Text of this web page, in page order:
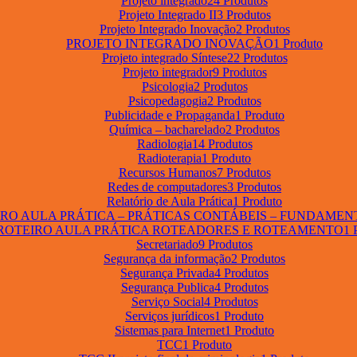
Projeto Integrado II3 Produtos
Projeto Integrado Inovação2 Produtos
PROJETO INTEGRADO INOVAÇÃO1 Produto
Projeto integrado Síntese22 Produtos
Projeto integrador9 Produtos
Psicologia2 Produtos
Psicopedagogia2 Produtos
Publicidade e Propaganda1 Produto
Química – bacharelado2 Produtos
Radiologia14 Produtos
Radioterapia1 Produto
Recursos Humanos7 Produtos
Redes de computadores3 Produtos
Relatório de Aula Prática1 Produto
AULA PRÁTICA – PRÁTICAS CONTÁBEIS –
AULA PRÁTICA ROTEADORES E ROTEAMENTO1
Secretariado9 Produtos
Segurança da informação2 Produtos
Segurança Privada4 Produtos
Segurança Publica4 Produtos
Serviço Social4 Produtos
Serviços jurídicos1 Produto
Sistemas para Internet1 Produto
TCC1 Produto